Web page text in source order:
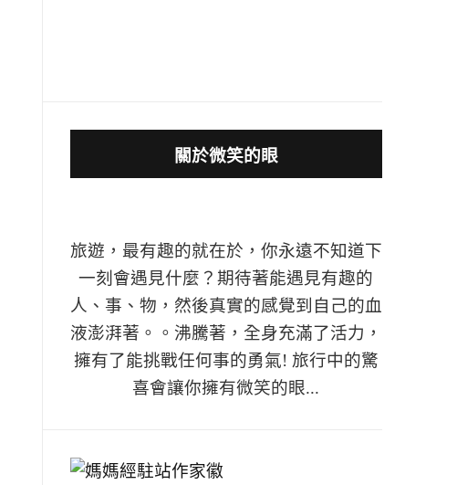
關於微笑的眼
旅遊，最有趣的就在於，你永遠不知道下
一刻會遇見什麼？期待著能遇見有趣的
人、事、物，然後真實的感覺到自己的血
液澎湃著。。沸騰著，全身充滿了活力，
擁有了能挑戰任何事的勇氣! 旅行中的驚
喜會讓你擁有微笑的眼...